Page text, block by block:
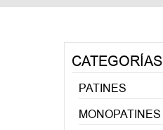
CATEGORÍAS
PATINES
MONOPATINES